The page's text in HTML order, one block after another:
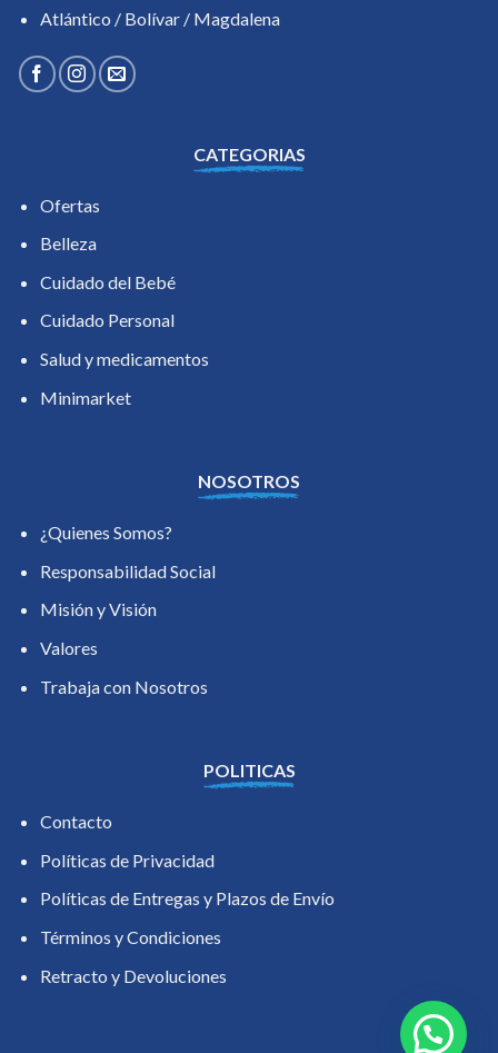
Atlántico / Bolívar / Magdalena
CATEGORIAS
Ofertas
Belleza
Cuidado del Bebé
Cuidado Personal
Salud y medicamentos
Minimarket
NOSOTROS
¿Quienes Somos?
Responsabilidad Social
Misión y Visión
Valores
Trabaja con Nosotros
POLITICAS
Contacto
Políticas de Privacidad
Políticas de Entregas y Plazos de Envío
Términos y Condiciones
Retracto y Devoluciones